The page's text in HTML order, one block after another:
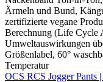
Ärmeln und Bund,
zertifizierte vegane
Berechnung (Life Cycle
Umweltauswirkungen
Größenlabel, 60°
Temperatur
OCS RCS Jogger Pants